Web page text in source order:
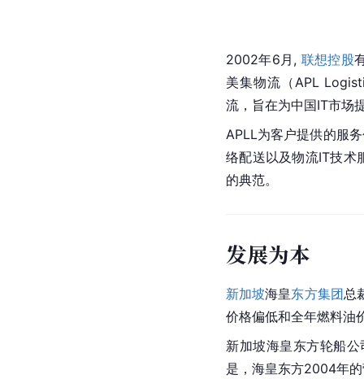
2002年6月, 联想控股
美集物流（APL
流，旨在为中国IT市场
APLL为客户提供的服
络配送以及物流IT技术
的典范。
发展为本
新加坡海皇东方集团总
价格偏低和全年燃料油
新加坡海皇东方轮船
是，海皇东方2004年